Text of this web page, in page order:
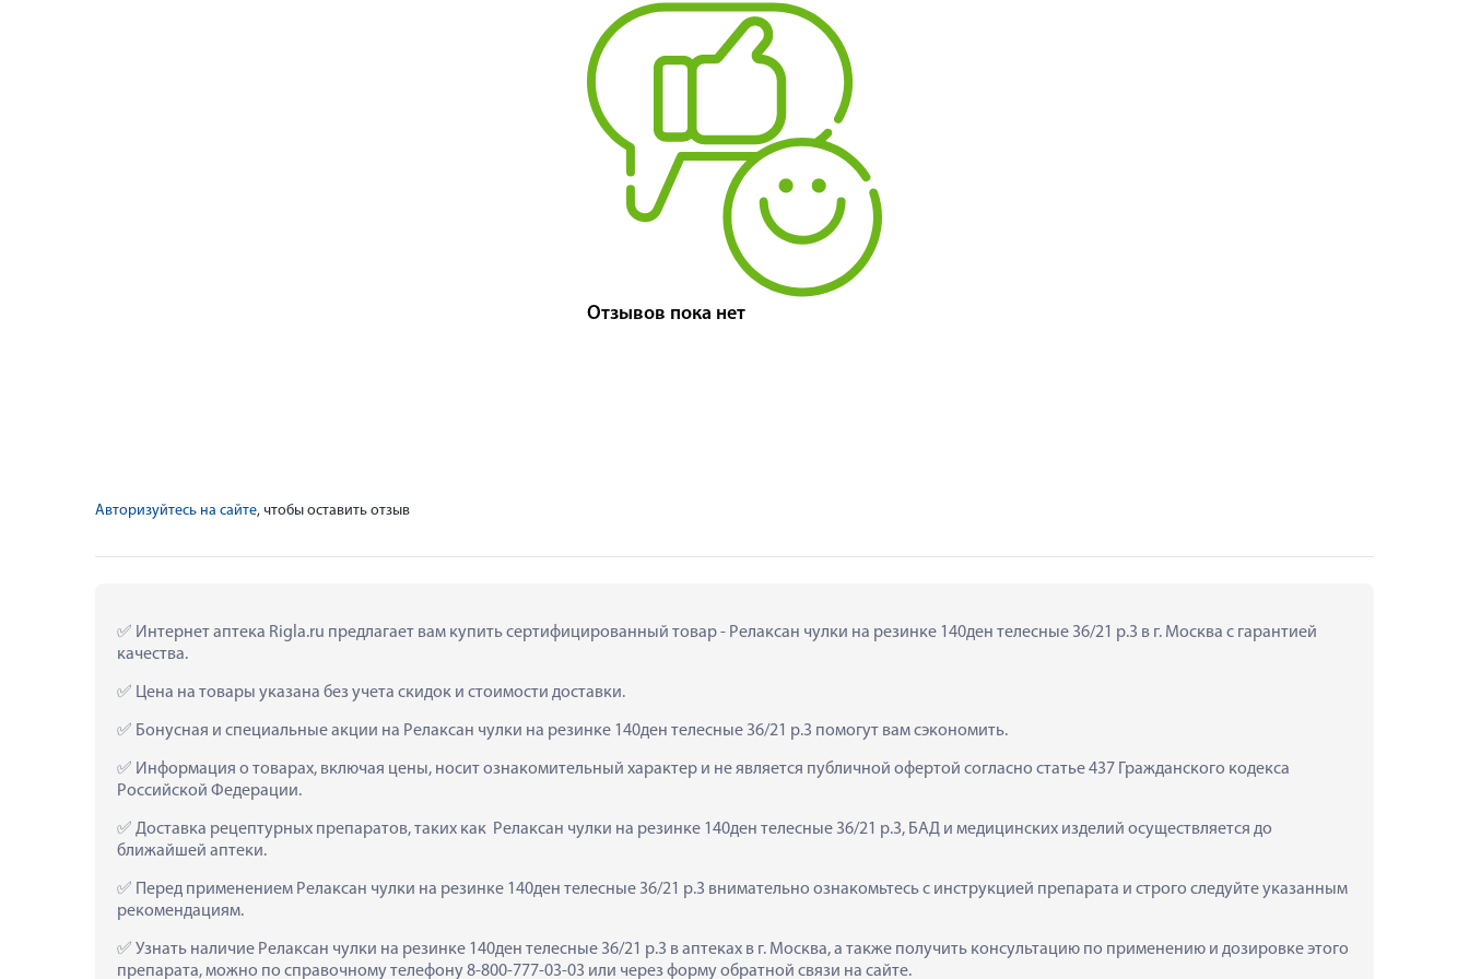
Отзывов пока нет
Авторизуйтесь на сайте, чтобы оставить отзыв
Интернет аптека Rigla.ru предлагает вам купить сертифицированный товар - Релаксан чулки на резинке 140ден телесные 36/21 р.3 в г. Москва с гарантией
качества.
Цена на товары указана без учета скидок и стоимости доставки.
Бонусная и специальные акции на Релаксан чулки на резинке 140ден телесные 36/21 р.3 помогут вам сэкономить.
Информация о товарах, включая цены, носит ознакомительный характер и не является публичной офертой согласно статье 437 Гражданского кодекса
Российской Федерации.
Доставка рецептурных препаратов, таких как  Релаксан чулки на резинке 140ден телесные 36/21 р.3, БАД и медицинских изделий осуществляется до
ближайшей аптеки.
Перед применением Релаксан чулки на резинке 140ден телесные 36/21 р.3 внимательно ознакомьтесь с инструкцией препарата и строго следуйте указанным
рекомендациям.
Узнать наличие Релаксан чулки на резинке 140ден телесные 36/21 р.3 в аптеках в г. Москва, а также получить консультацию по применению и дозировке этого
препарата, можно по справочному телефону 8-800-777-03-03 или через форму обратной связи на сайте.